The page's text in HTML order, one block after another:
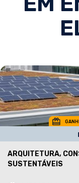
ARQUITETURA,
SUSTENTÁVEIS